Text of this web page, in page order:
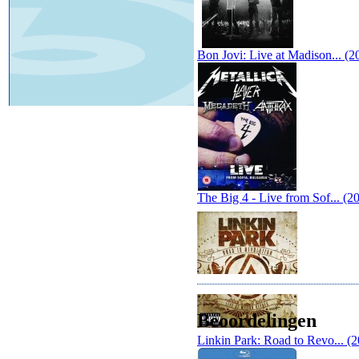
Bon Jovi: Live at Madison...
The Big 4 - Live from Sof...
Linkin Park: Road to Revo...
Beoordelingen